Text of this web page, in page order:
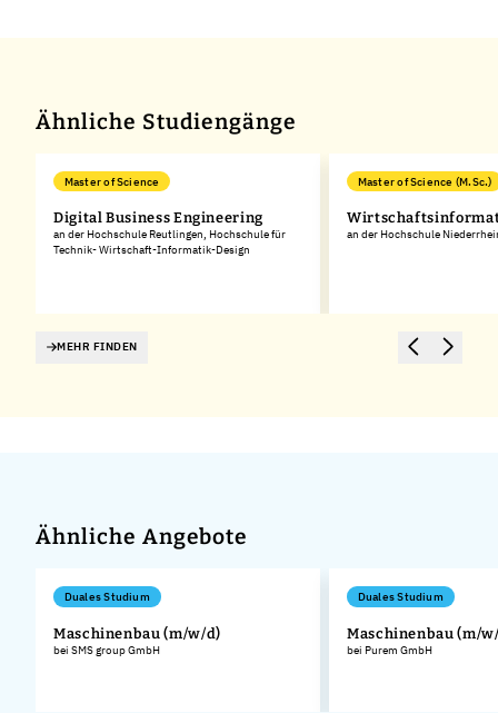
Ähnliche Studiengänge
Master of Science
Digital Business Engineering
an der Hochschule Reutlingen, Hochschule für
Technik- Wirtschaft-Informatik-Design
Master of Science (M.Sc.)
an der Hochschule
MEHR FINDEN
Ähnliche Angebote
Duales Studium
Maschinenbau (m/w/d)
bei SMS group GmbH
Duales Studium
Maschinenbau (m/
bei Purem GmbH